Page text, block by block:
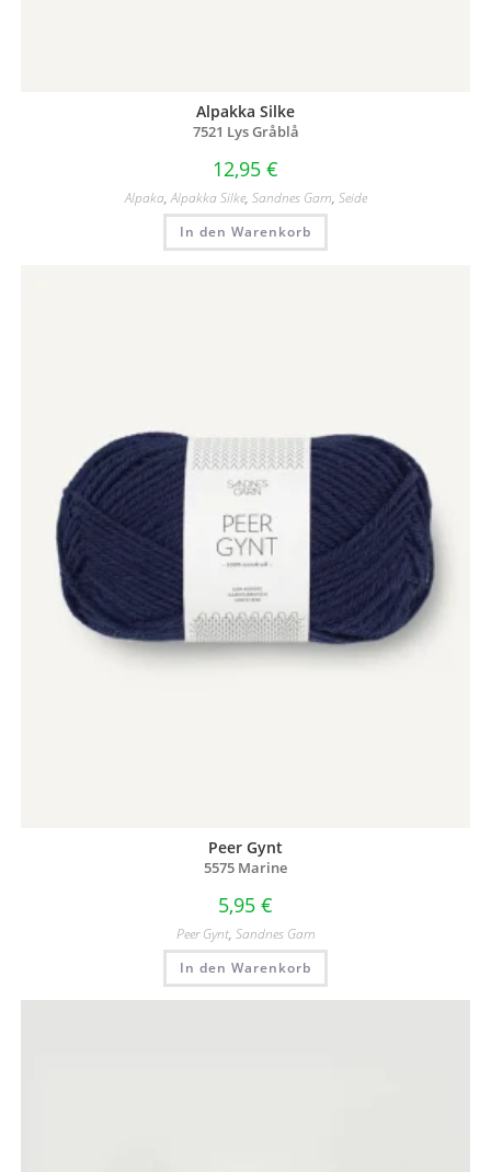
Alpakka Silke
7521 Lys Gråblå
12,95 €
Alpaka,Alpakka Silke, Sandnes Garn, Seide
In den Warenkorb
Peer Gynt
5575 Marine
5,95 €
Peer Gynt, Sandnes Garn
In den Warenkorb